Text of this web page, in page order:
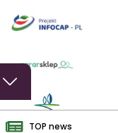
TOP news